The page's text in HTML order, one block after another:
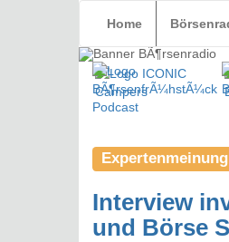
Home
Expertenmeinung
Interview
und Börse